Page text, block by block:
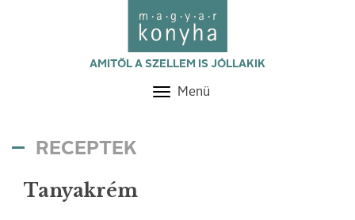
AMITŐL A SZELLEM IS JÓLLAKIK
Toggle
Menü
RECEPTEK
Tanyakrém